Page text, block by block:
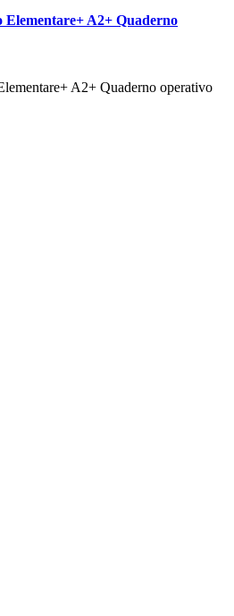
Elementare+ A2+ Quaderno
A2+ Quaderno operativo